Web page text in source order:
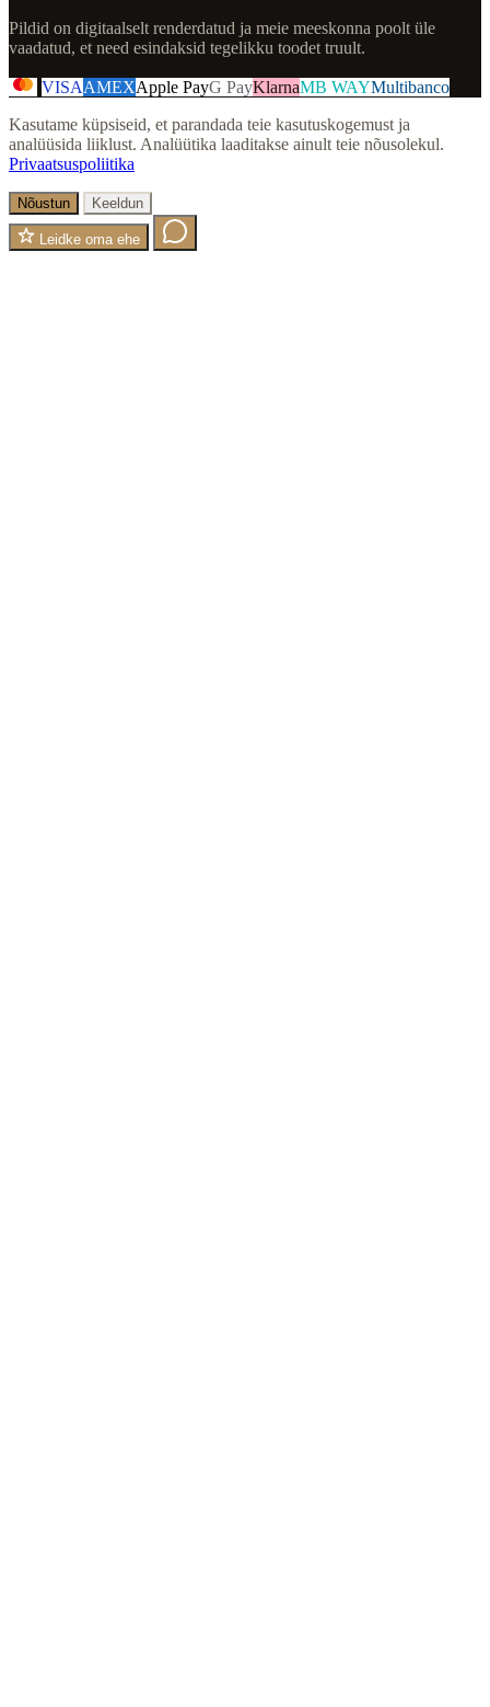
Pildid on digitaalselt renderdatud ja meie meeskonna poolt üle
vaadatud, et need esindaksid tegelikku toodet truult.
VISAAMEXApple PayG PayKlarnaMB WAYMultibanco
Kasutame küpsiseid, et parandada teie kasutuskogemust ja
analüüsida liiklust. Analüütika laaditakse ainult teie nõusolekul.
Privaatsuspoliitika
Nõustun Keeldun
Leidke oma ehe